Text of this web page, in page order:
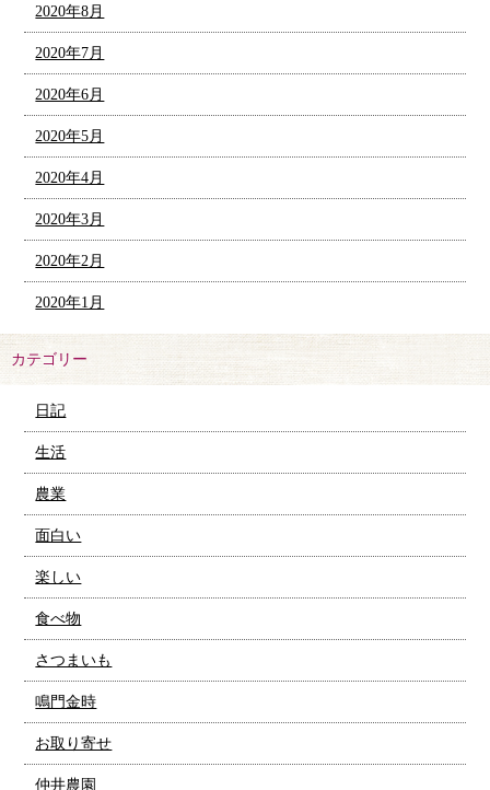
2020年8月
2020年7月
2020年6月
2020年5月
2020年4月
2020年3月
2020年2月
2020年1月
カテゴリー
日記
生活
農業
面白い
楽しい
食べ物
さつまいも
鳴門金時
お取り寄せ
仲井農園